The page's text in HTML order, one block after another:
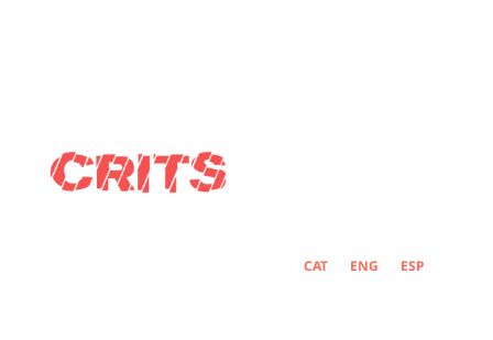
CAT ENG ESP